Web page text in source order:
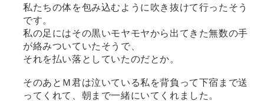
私たちの体を包み込むように吹き抜けて行ったそう
です。
私の足にはその黒いモヤモヤから出てきた無数の手
が絡みついていたそうで、
それを払い落としていたのだとか。
そのあとＭ君は泣いている私を背負って下宿まで送
ってくれて、朝まで一緒にいてくれました。